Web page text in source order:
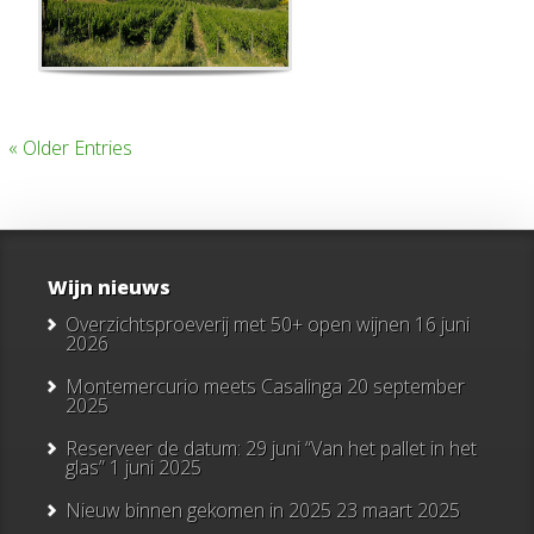
« Older Entries
Wijn nieuws
Overzichtsproeverij met 50+ open wijnen 16 juni
2026
Montemercurio meets Casalinga 20 september
2025
Reserveer de datum: 29 juni “Van het pallet in het
glas” 1 juni 2025
Nieuw binnen gekomen in 2025 23 maart 2025